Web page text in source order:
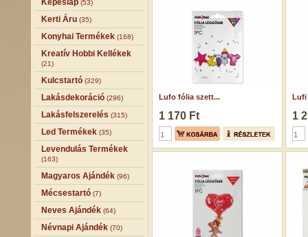
Képeslap (53)
Kerti Áru (35)
Konyhai Termékek (168)
Kreatív Hobbi Kellékek
(21)
Kulcstartó (329)
Lakásdekoráció (296)
Lakásfelszerelés (315)
Led Termékek (35)
Levendulás Termékek
(163)
Magyaros Ajándék (96)
Mécsestartó (7)
Neves Ajándék (64)
Névnapi Ajándék (70)
Lufo fólia szett...
1 170 Ft
Lufi
1